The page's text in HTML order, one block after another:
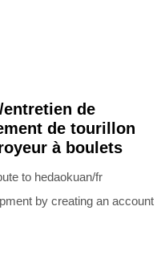
entretien de
de tourillon
à boulets
to hedaokuan/fr
by creating an account